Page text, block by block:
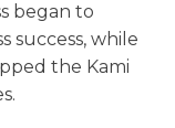
began to
success, while
the Kami